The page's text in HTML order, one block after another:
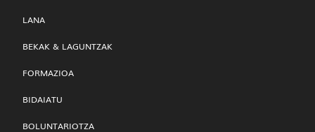
LANA
BEKAK & LAGUNTZAK
FORMAZIOA
BIDAIATU
BOLUNTARIOTZA